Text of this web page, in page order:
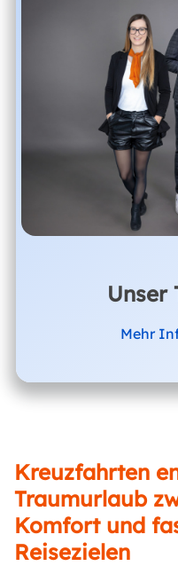
Unser
Mehr
Kreuzfahrten
Traumurlaub
Komfort und
Reisezielen